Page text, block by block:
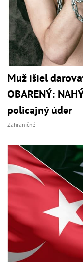
Muž išiel
OBARENÝ:
policajný úder
Zahraničné